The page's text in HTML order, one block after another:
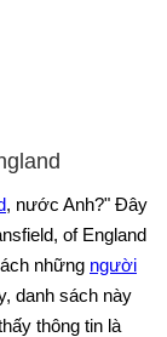
, nước Anh?" Đây
of England
những người
danh sách này
thông tin là